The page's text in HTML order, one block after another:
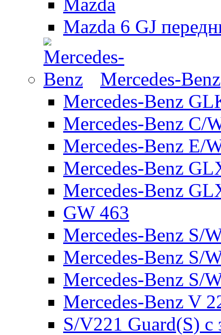
Mazda 6 GJ
Mercedes-Benz
Mercedes-Benz
Mercedes-Benz C/
Mercedes-Benz E/
Mercedes-Benz
Mercedes-Benz
GW 463
Mercedes-Benz S/
Mercedes-Benz S/
Mercedes-Benz S/
Mercedes-Benz V
S/V221 Guard(S) с